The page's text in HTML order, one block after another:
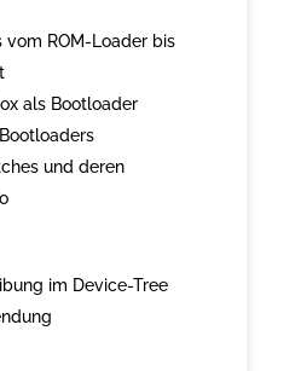
vom ROM-Loader bis
als Bootloader
und deren
im Device-Tree